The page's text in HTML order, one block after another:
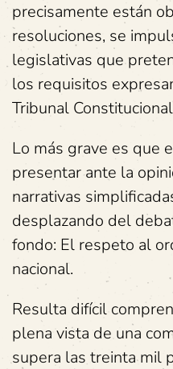
precisamente están
resoluciones, se
legislativas que
los requisitos
Tribunal
Lo más grave es que
presentar ante la
narrativas
desplazando del
fondo: El respeto al
nacional.
Resulta difícil
plena vista de una
supera las treinta mil